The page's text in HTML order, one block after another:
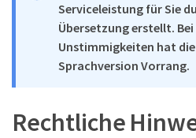
Serviceleistung für Sie
Übersetzung erstellt.
Unstimmigkeiten hat
Sprachversion Vorrang.
Rechtliche